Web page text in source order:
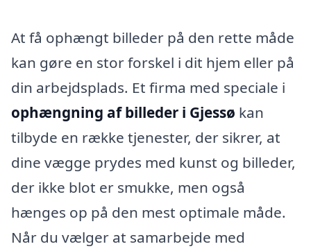
At få ophængt billeder på den rette måde
kan gøre en stor forskel i dit hjem eller på
din arbejdsplads. Et firma med speciale i
ophængning af billeder i Gjessø kan
tilbyde en række tjenester, der sikrer, at
dine vægge prydes med kunst og billeder,
der ikke blot er smukke, men også
hænges op på den mest optimale måde.
Når du vælger at samarbejde med